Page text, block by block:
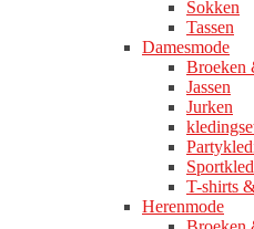
Sokken
Tassen
Damesmode
Broeken
Jassen
Jurken
T-shirts
Herenmode